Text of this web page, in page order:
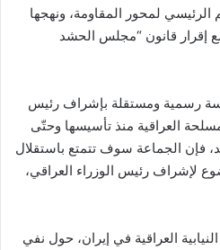
الرئيسي لمحور المقاومة، ونهجها
إقرار قانون “مجلس الحشد
رسمية ومستقلة بإشراف رئيس
العراقية منذ تأسيسها وحتّى
فإن الجماعة سوف تتمتع باستقلال
رئيس الوزراء العراقي،
العراقية في إيران، حول نفي